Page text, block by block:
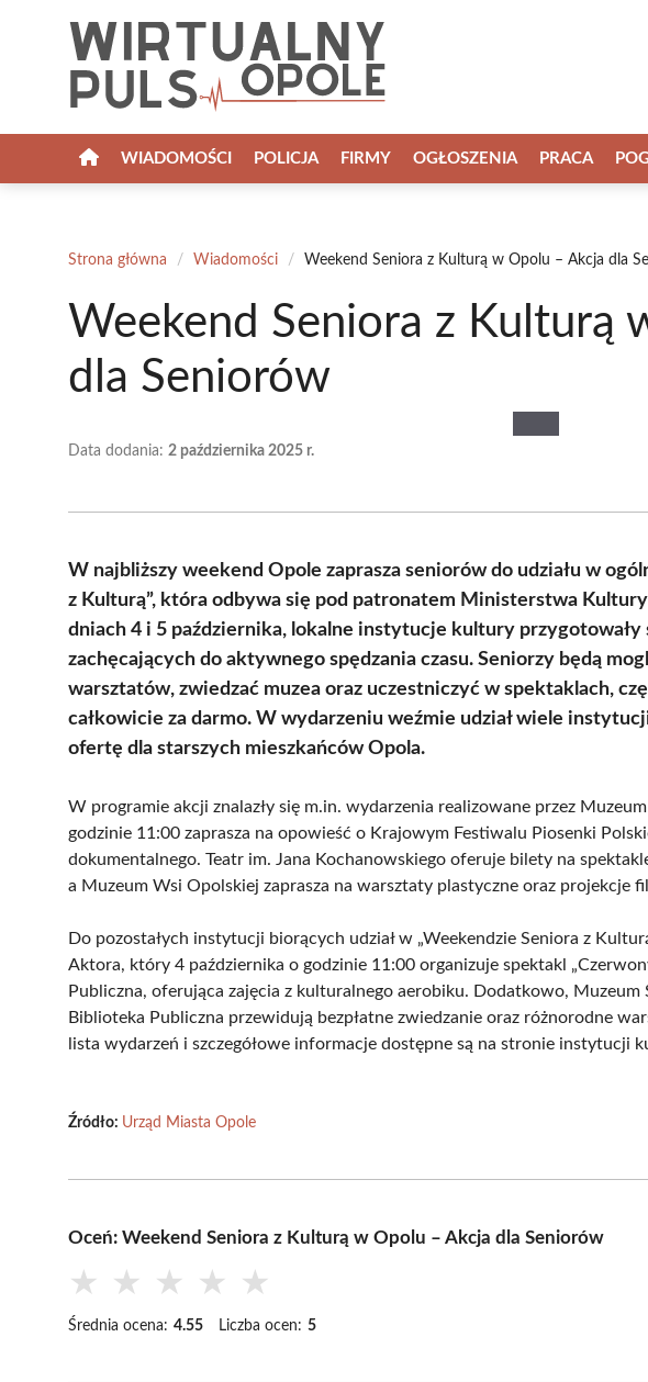
WIADOMOŚCI POLICJA FIRMY OGŁOSZENIA PRACA
Strona główna / Wiadomości / Weekend Seniora z Kulturą w Opolu – Akcja dla
Weekend Seniora z Kulturą
dla Seniorów
Data dodania: 2 października 2025 r.
W najbliższy weekend Opole zaprasza seniorów do udziału w
z Kulturą”, która odbywa się pod patronatem Ministerstwa
dniach 4 i 5 października, lokalne instytucje kultury
zachęcających do aktywnego spędzania czasu. Seniorzy będą
warsztatów, zwiedzać muzea oraz uczestniczyć w spektaklach,
całkowicie za darmo. W wydarzeniu weźmie udział wiele
ofertę dla starszych mieszkańców Opola.
W programie akcji znalazły się m.in. wydarzenia realizowane przez
godzinie 11:00 zaprasza na opowieść o Krajowym Festiwalu Piosenki
dokumentalnego. Teatr im. Jana Kochanowskiego oferuje bilety na
a Muzeum Wsi Opolskiej zaprasza na warsztaty plastyczne oraz projekcje
Do pozostałych instytucji biorących udział w „Weekendzie Seniora z
Aktora, który 4 października o godzinie 11:00 organizuje spektakl
Publiczna, oferująca zajęcia z kulturalnego aerobiku. Dodatkowo, Muzeum
Biblioteka Publiczna przewidują bezpłatne zwiedzanie oraz różnorodne
lista wydarzeń i szczegółowe informacje dostępne są na stronie instytucji
Źródło: Urząd Miasta Opole
Oceń: Weekend Seniora z Kulturą w Opolu – Akcja dla Seniorów
★ ★ ★ ★ ★
Średnia ocena: 4.55 Liczba ocen: 5